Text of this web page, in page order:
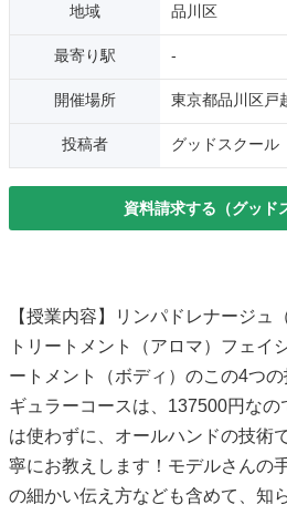
地域 品川区
最寄り駅 -
開催場所 東京都品川区戸
投稿者 グッドスクール
資料請求する（グッド
【授業内容】リンパドレナージュ
トリートメント（アロマ）フェイ
ートメント（ボディ）のこの4つ
ギュラーコースは、137500円な
は使わずに、オールハンドの技術
寧にお教えします！モデルさんの
の細かい伝え方なども含めて、知